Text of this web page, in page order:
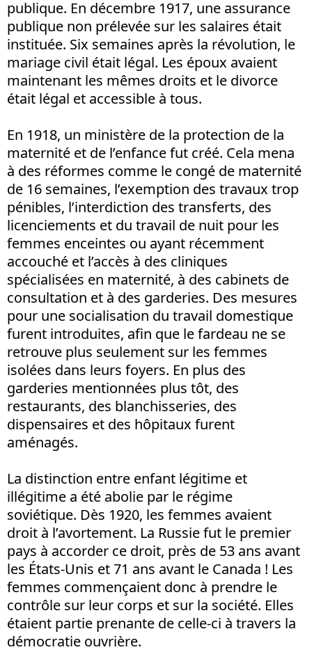
publique. En décembre 1917, une assurance
publique non prélevée sur les salaires était
instituée. Six semaines après la révolution, le
mariage civil était légal. Les époux avaient
maintenant les mêmes droits et le divorce
était légal et accessible à tous.
En 1918, un ministère de la protection de la
maternité et de l’enfance fut créé. Cela mena
à des réformes comme le congé de maternité
de 16 semaines, l’exemption des travaux trop
pénibles, l’interdiction des transferts, des
licenciements et du travail de nuit pour les
femmes enceintes ou ayant récemment
accouché et l’accès à des cliniques
spécialisées en maternité, à des cabinets de
consultation et à des garderies. Des mesures
pour une socialisation du travail domestique
furent introduites, afin que le fardeau ne se
retrouve plus seulement sur les femmes
isolées dans leurs foyers. En plus des
garderies mentionnées plus tôt, des
restaurants, des blanchisseries, des
dispensaires et des hôpitaux furent
aménagés.
La distinction entre enfant légitime et
illégitime a été abolie par le régime
soviétique. Dès 1920, les femmes avaient
droit à l’avortement. La Russie fut le premier
pays à accorder ce droit, près de 53 ans avant
les États-Unis et 71 ans avant le Canada ! Les
femmes commençaient donc à prendre le
contrôle sur leur corps et sur la société. Elles
étaient partie prenante de celle-ci à travers la
démocratie ouvrière.